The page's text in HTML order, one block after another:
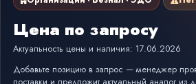
Цена по запросу
Актуальность цены и наличия: 17.06.2026
Добавьте позицию в запрос — менеджер